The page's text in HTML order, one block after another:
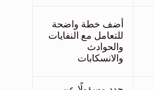
أضف خطة واضحة
للتعامل مع النفايات
والحوادث
والانسكابات